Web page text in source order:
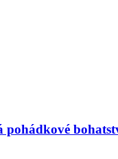
pohádkové